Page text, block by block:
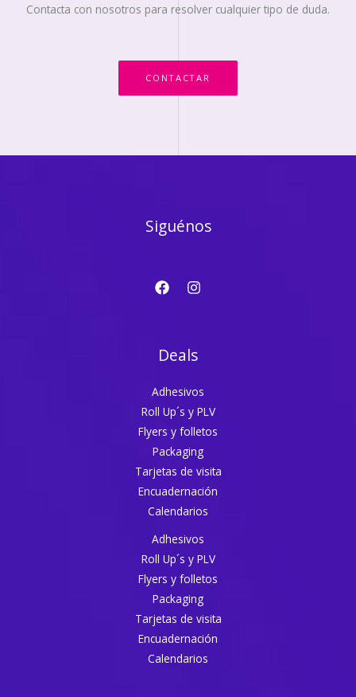
Contacta con nosotros para resolver cualquier tipo de duda.
CONTACTAR
Siguénos
Deals
Adhesivos
Roll Up´s y PLV
Flyers y folletos
Packaging
Tarjetas de visita
Encuadernación​
Calendarios
Adhesivos
Roll Up´s y PLV
Flyers y folletos
Packaging
Tarjetas de visita
Encuadernación​
Calendarios